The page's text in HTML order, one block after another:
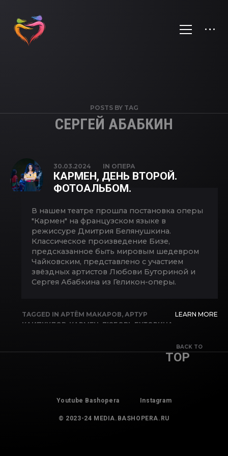
POSTS BY TAG
СЕРГЕЙ АБАБКИН
30.03.2024 IN ОПЕРА
КАРМЕН, ДЕНЬ ВТОРОЙ.
ФОТОАЛЬБОМ.
В нашем театре прошла постановка оперы
"Кармен" на французском языке в
режиссуре Дмитрия Белянушкина.
Классическое произведение Бизе,
предсказанное быть мировым шедевром
Чайковским, представлено с участием
звёздных артистов Любови Буториной и
Сергея Абабкина из Геликон-оперы.
TAGGED IN АРТЁМ МАКАРОВ, АРТУР
КАИПКУЛОВ КАРМЕН ЛЮБОВЬ БУТОРИНА
LEARN MORE
BACK TO
TOP
Youtube Bashopera Instagram
© 2023-24 MEDIA.BASHOPERA.RU